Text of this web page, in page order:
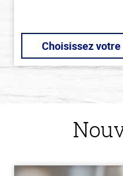
Choisissez